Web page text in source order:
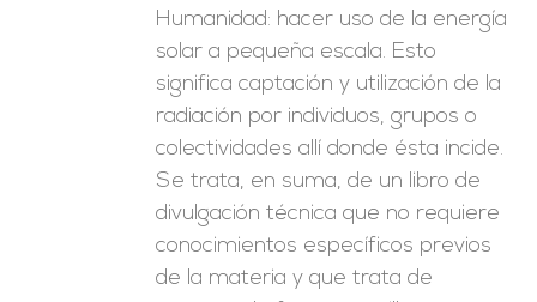
Humanidad: hacer uso de la energía
solar a pequeña escala. Esto
significa captación y utilización de la
radiación por individuos, grupos o
colectividades allí donde ésta incide.
Se trata, en suma, de un libro de
divulgación técnica que no requiere
conocimientos específicos previos
de la materia y que trata de